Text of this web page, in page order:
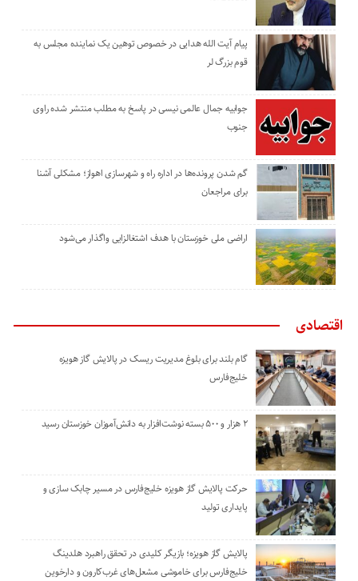
پیام آیت الله هدایی در خصوص توهین یک نماینده مجلس به
قوم بزرگ لر
جوابیه جمال عالمی نیسی در پاسخ به مطلب منتشر شده راوی
جنوب
گم شدن پرونده‌ها در اداره راه و شهرسازی اهواز؛ مشکلی آشنا
برای مراجعان
اراضی ملی خوزستان با هدف اشتغالزایی واگذار می‌شود
اقتصادی
گام بلند برای بلوغ مدیریت ریسک در پالایش گاز هویزه
خلیج‌فارس
۲ هزار و ۵۰۰ بسته نوشت‌افزار به دانش‌آموزان خوزستان رسید
حرکت پالایش گاز هویزه خلیج‌فارس در مسیر چابک سازی و
پایداری تولید
پالایش گاز هویزه؛ بازیگر کلیدی در تحقق راهبرد هلدینگ
خلیج‌فارس برای خاموشی مشعل‌های غرب‌کارون و دارخوین